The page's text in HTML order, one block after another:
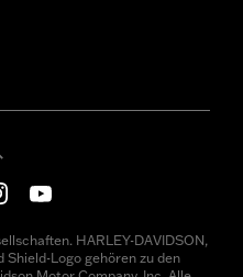
HARLEY-DAVIDSON,
Shield-Logo gehören zu den